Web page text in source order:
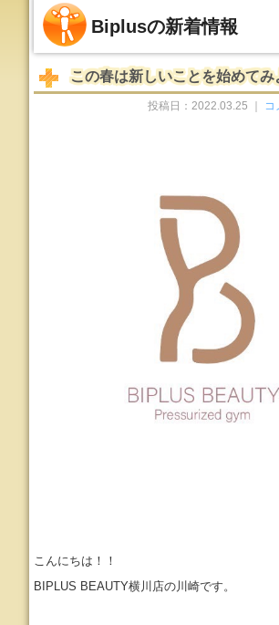
Biplusの新着情報
この春は新しいことを始めてみ
投稿日：2022.03.25 ｜ コ
こんにちは！！
BIPLUS BEAUTY横川店の川崎です。